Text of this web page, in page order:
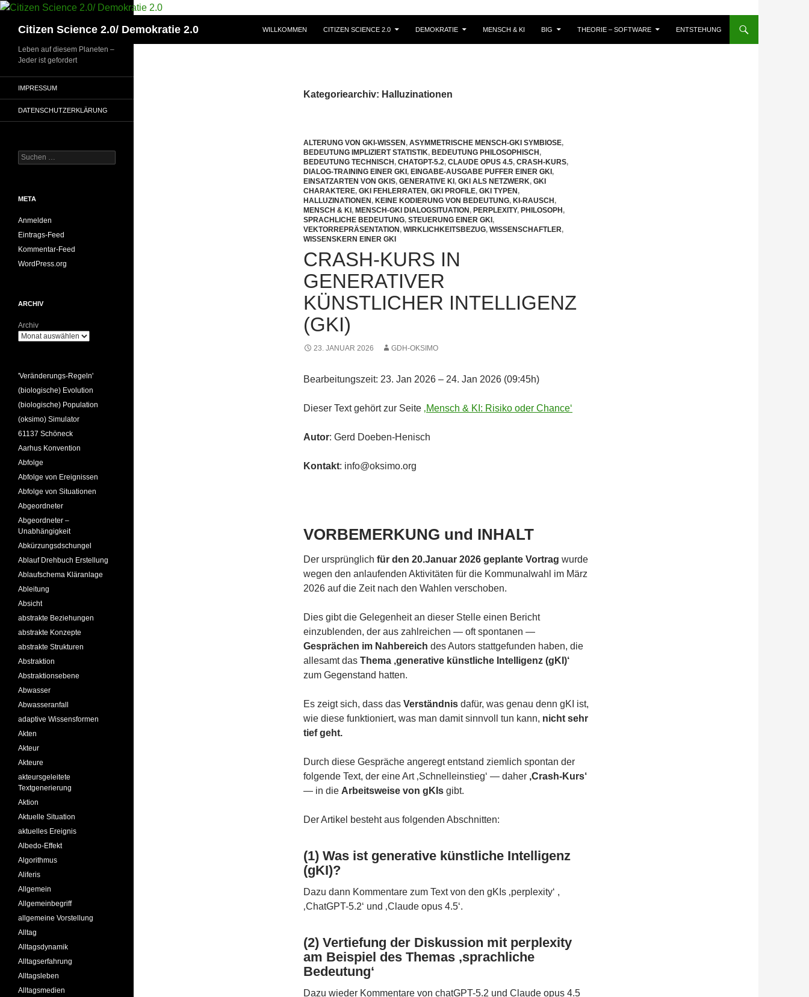
Zum
springenCitizen Science 2.0/ Demokratie 2.0 WILLKOMMEN CITIZEN SCIENCE 2.0 DEMOKRATIE MENSCH & KI BIG THEORIE – SOFTWARE ENTSTEHUNG
Kategoriearchiv: Halluzinationen
ALTERUNG VON GKI-WISSEN, ASYMMETRISCHE MENSCH-GKI SYMBIOSE,
BEDEUTUNG IMPLIZIERT STATISTIK, BEDEUTUNG PHILOSOPHISCH,
BEDEUTUNG TECHNISCH, CHATGPT-5.2, CLAUDE OPUS 4.5, CRASH-KURS,
DIALOG-TRAINING EINER GKI, EINGABE-AUSGABE PUFFER EINER GKI,
EINSATZARTEN VON GKIS, GENERATIVE KI, GKI ALS NETZWERK, GKI
CHARAKTERE, GKI FEHLERRATEN, GKI PROFILE, GKI TYPEN,
HALLUZINATIONEN, KEINE KODIERUNG VON BEDEUTUNG, KI-RAUSCH,
MENSCH & KI, MENSCH-GKI DIALOGSITUATION, PERPLEXITY, PHILOSOPH,
SPRACHLICHE BEDEUTUNG, STEUERUNG EINER GKI,
VEKTORREPRÄSENTATION, WIRKLICHKEITSBEZUG, WISSENSCHAFTLER,
WISSENSKERN EINER GKI
CRASH-KURS IN
GENERATIVER
KÜNSTLICHER INTELLIGENZ
(GKI)
23. JANUAR 2026 GDH-OKSIMO
Bearbeitungszeit: 23. Jan 2026 – 24. Jan 2026 (09:45h)
Dieser Text gehört zur Seite ‚Mensch & KI: Risiko oder Chance‘
Autor: Gerd Doeben-Henisch
Kontakt: info@oksimo.org
VORBEMERKUNG und INHALT
Der ursprünglich für den 20.Januar 2026 geplante Vortrag wurde
wegen den anlaufenden Aktivitäten für die Kommunalwahl im März
2026 auf die Zeit nach den Wahlen verschoben.
Dies gibt die Gelegenheit an dieser Stelle einen Bericht
einzublenden, der aus zahlreichen — oft spontanen —
Gesprächen im Nahbereich des Autors stattgefunden haben, die
allesamt das Thema ‚generative künstliche Intelligenz (gKI)‘
zum Gegenstand hatten.
Es zeigt sich, dass das Verständnis dafür, was genau denn gKI ist,
wie diese funktioniert, was man damit sinnvoll tun kann, nicht sehr
tief geht.
Durch diese Gespräche angeregt entstand ziemlich spontan der
folgende Text, der eine Art ‚Schnelleinstieg‘ — daher ‚Crash-Kurs‘
— in die Arbeitsweise von gKIs gibt.
Der Artikel besteht aus folgenden Abschnitten:
(1) Was ist generative künstliche Intelligenz
(gKI)?
Dazu dann Kommentare zum Text von den gKIs ‚perplexity‘ ,
‚ChatGPT-5.2‘ und ‚Claude opus 4.5‘.
(2) Vertiefung der Diskussion mit perplexity
am Beispiel des Themas ‚sprachliche
Bedeutung‘
Dazu wieder Kommentare von chatGPT-5.2 und Claude opus 4.5
Leben auf diesem Planeten –
Jeder ist gefordert
IMPRESSUM
DATENSCHUTZERKLÄRUNG
Suchen
nach:
META
Anmelden
Eintrags-Feed
Kommentar-Feed
WordPress.org
ARCHIV
Archiv
'Veränderungs-Regeln'
(biologische) Evolution
(biologische) Population
(oksimo) Simulator
61137 Schöneck
Aarhus Konvention
Abfolge
Abfolge von Ereignissen
Abfolge von Situationen
Abgeordneter
Abgeordneter –
Unabhängigkeit
Abkürzungsdschungel
Ablauf Drehbuch Erstellung
Ablaufschema Kläranlage
Ableitung
Absicht
abstrakte Beziehungen
abstrakte Konzepte
abstrakte Strukturen
Abstraktion
Abstraktionsebene
Abwasser
Abwasseranfall
adaptive Wissensformen
Akten
Akteur
Akteure
akteursgeleitete
Textgenerierung
Aktion
Aktuelle Situation
aktuelles Ereignis
Albedo-Effekt
Algorithmus
Aliferis
Allgemein
Allgemeinbegriff
allgemeine Vorstellung
Alltag
Alltagsdynamik
Alltagserfahrung
Alltagsleben
Alltagsmedien